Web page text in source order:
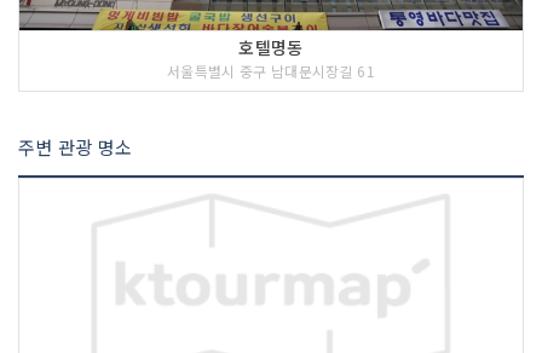
호텔명동
서울특별시 중구 남대문시장길 61
주변 관광 명소